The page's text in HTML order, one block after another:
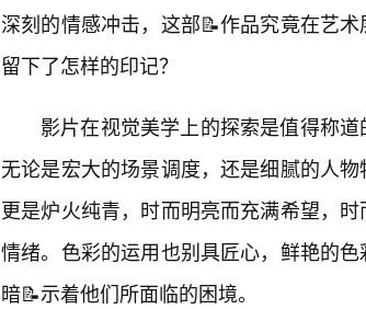
深刻的情感冲击，这部📝作品究竟在艺
留下了怎样的印记？
影片在视觉美学上的探索是值得称
无论是宏大的场景调度，还是细腻的人
更是炉火纯青，时而明亮而充满希望，
情绪。色彩的运用也别具匠心，鲜艳的
暗📝示着他们所面临的困境。